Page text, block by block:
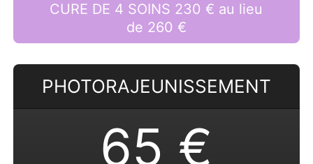
CURE DE 4 SOINS 230 € au lieu
de 260 €
PHOTORAJEUNISSEMENT
65 €